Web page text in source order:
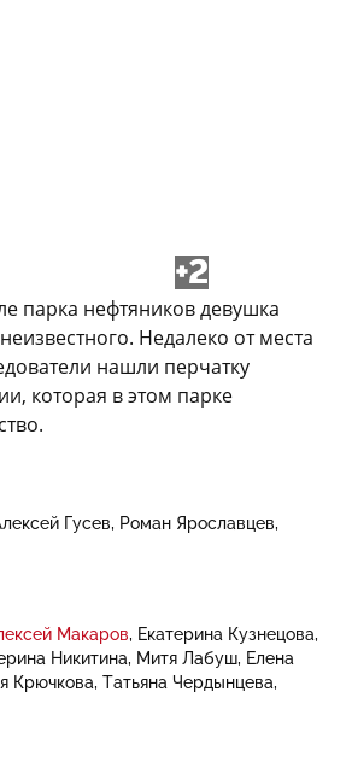
+2
парка нефтяников девушка
Недалеко от места
нашли перчатку
которая в этом парке
Гусев
Роман Ярославцев
Макаров
Екатерина Кузнецова
Никитина Митя Лабуш Елена
Крючкова Татьяна Чердынцева